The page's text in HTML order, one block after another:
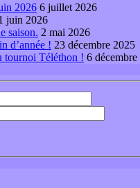
2026 6 juillet 2026
juin 2026
saison. 2 mai 2026
d’année ! 23 décembre 2025
tournoi Téléthon ! 6